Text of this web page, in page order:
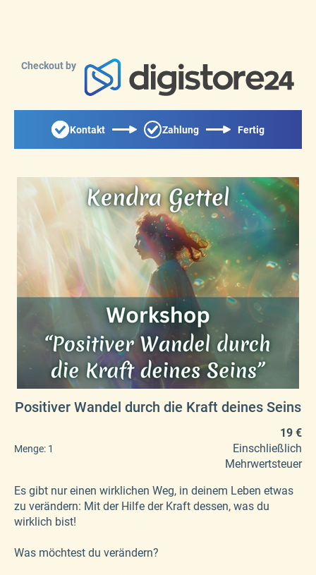
Checkout by
Kontakt Zahlung Fertig
Positiver Wandel durch die Kraft deines Seins
Menge: 1
19 €
Einschließlich
Mehrwertsteuer
Es gibt nur einen wirklichen Weg, in deinem Leben etwas
zu verändern: Mit der Hilfe der Kraft dessen, was du
wirklich bist!
Was möchtest du verändern?